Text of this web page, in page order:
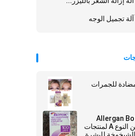
آلة تجميل الوجه
للجمرات
Allergan
Toxin من النوع A لمنتجات